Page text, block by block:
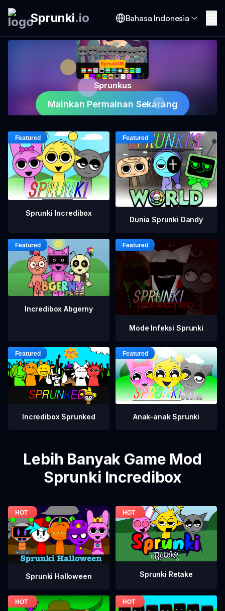
Sprunki.io Bahasa Indonesia
Sprunkus
Mainkan Permainan Sekarang
Sprunki Incredibox
Dunia Sprunki Dandy
Incredibox Abgerny
Mode Infeksi Sprunki
Incredibox Sprunked Anak-anak Sprunki
Lebih Banyak Game Mod
Sprunki Incredibox
Sprunki Halloween Sprunki Retake